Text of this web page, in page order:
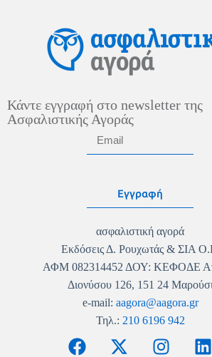
Κάντε εγγραφή στο newsletter της
Ασφαλιστικής Αγοράς
Εγγραφή
ασφαλιστική αγορά
Εκδόσεις Δ. Ρουχωτάς & ΣΙΑ
ΑΦΜ 082314452 ΔΟΥ: ΚΕΦΟΔΕ
Διονύσου 126, 151 24 Μαρούσι
e-mail: aagora@aagora.gr
Τηλ.: 210 6196 942